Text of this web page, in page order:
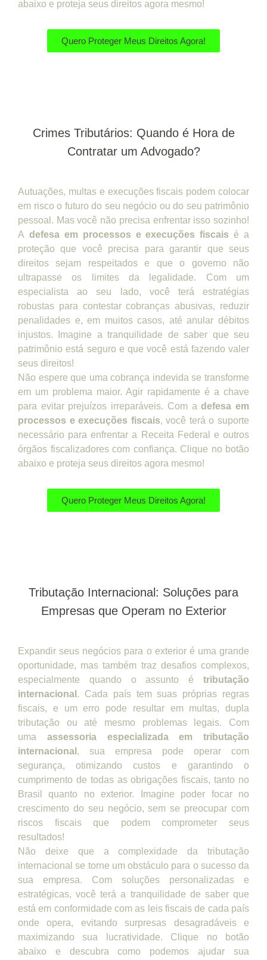
abaixo e proteja seus direitos agora mesmo!
Quero Proteger Meus Direitos Agora!
Crimes Tributários: Quando é Hora de
Contratar um Advogado?
Autuações, multas e execuções fiscais podem colocar
em risco o futuro do seu negócio ou do seu patrimônio
pessoal. Mas você não precisa enfrentar isso sozinho!
A defesa em processos e execuções fiscais é a
proteção que você precisa para garantir que seus
direitos sejam respeitados e que o governo não
ultrapasse os limites da legalidade. Com um
especialista ao seu lado, você terá estratégias
robustas para contestar cobranças abusivas, reduzir
penalidades e, em muitos casos, até anular débitos
injustos. Imagine a tranquilidade de saber que seu
patrimônio está seguro e que você está fazendo valer
seus direitos!
Não espere que uma cobrança indevida se transforme
em um problema maior. Agir rapidamente é a chave
para evitar prejuízos irreparáveis. Com adefesa em
processos e execuções fiscais, você terá o suporte
necessário para enfrentar a Receita Federal e outros
órgãos fiscalizadores com confiança. Clique no botão
abaixo e proteja seus direitos agora mesmo!
Quero Proteger Meus Direitos Agora!
Tributação Internacional: Soluções para
Empresas que Operam no Exterior
Expandir seus negócios para o exterior é uma grande
oportunidade, mas também traz desafios complexos,
especialmente quando o assunto é tributação
internacional . Cada país tem suas próprias regras
fiscais, e um erro pode resultar em multas, dupla
tributação ou até mesmo problemas legais. Com
uma assessoria especializada em tributação
internacional , sua empresa pode operar com
segurança, otimizando custos e garantindo o
cumprimento de todas as obrigações fiscais, tanto no
Brasil quanto no exterior. Imagine poder focar no
crescimento do seu negócio, sem se preocupar com
riscos fiscais que podem comprometer seus
resultados!
Não deixe que a complexidade da tributação
internacional se torne um obstáculo para o sucesso da
sua empresa. Com soluções personalizadas e
estratégicas, você terá a tranquilidade de saber que
está em conformidade com as leis fiscais de cada país
onde opera, evitando surpresas desagradáveis e
maximizando sua lucratividade. Clique no botão
abaixo e descubra como podemos ajudar sua